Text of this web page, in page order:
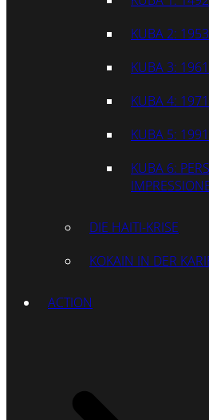
KUBA 2:
KUBA 3:
KUBA 4:
KUBA 5:
KUBA 6:
DIE HAITI-KRISE
KOKAIN IN DER
ACTION